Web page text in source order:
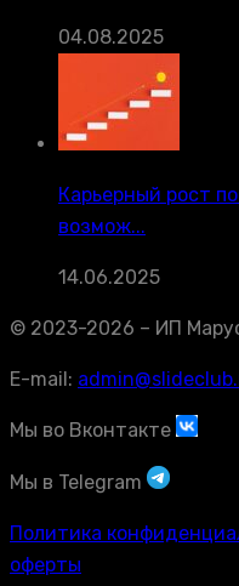
04.08.2025
Карьерный рост
возмож...
14.06.2025
© 2023-2026 – ИП
E-mail:
Мы во Вконтакте
Мы в Telegram
Политика
оферты